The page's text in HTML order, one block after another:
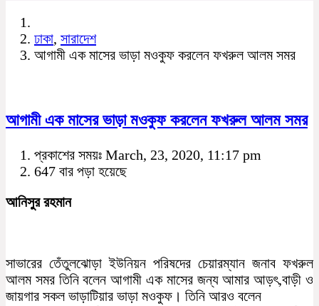
ঢাকা, সারাদেশ
আগামী এক মাসের ভাড়া মওকুফ করলেন ফখরুল আলম সমর
আগামী এক মাসের ভাড়া মওকুফ করলেন ফখরুল আলম সমর
প্রকাশের সময়ঃ March, 23, 2020, 11:17 pm
647 বার পড়া হয়েছে
আনিসুর রহমান
সাভারের তেঁতুলঝোড়া ইউনিয়ন পরিষদের চেয়ারম্যান জনাব ফখরুল
আলম সমর তিনি বলেন আগামী এক মাসের জন্য আমার আড়ৎ,বাড়ী ও
জায়গার সকল ভাড়াটিয়ার ভাড়া মওকুফ। তিনি আরও বলেন